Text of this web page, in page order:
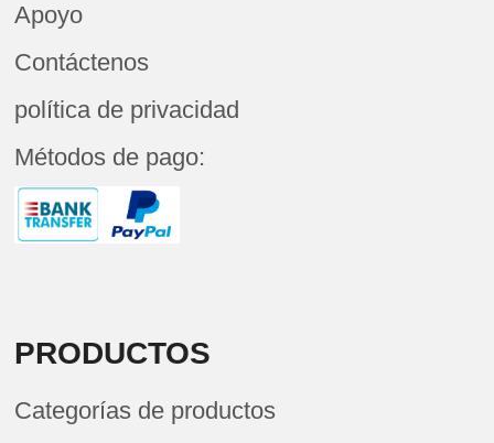
Apoyo
Contáctenos
política de privacidad
Métodos de pago:
PRODUCTOS
Categorías de productos